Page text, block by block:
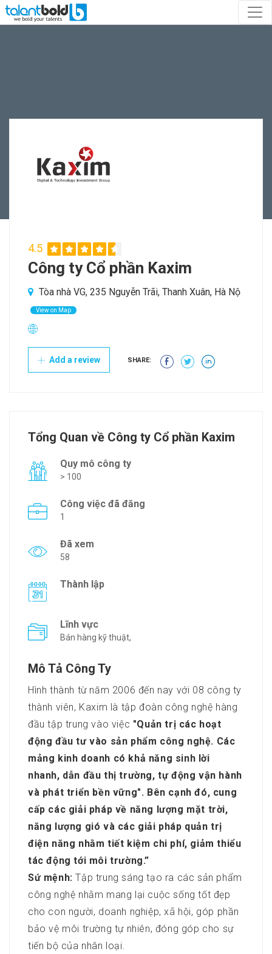
4.5
Công ty Cổ phần Kaxim
Tòa nhà VG, 235 Nguyễn Trãi, Thanh Xuân, Hà Nộ
View on Map
Add a review SHARE:
Tổng Quan về Công ty Cổ phần Kaxim
Quy mô công ty
> 100
Công việc đã đăng
1
Đã xem
58
Thành lập
Lĩnh vực
Bán hàng kỹ thuật,
Mô Tả Công Ty
Hình thành từ năm 2006 đến nay với 08 công ty
thành viên, Kaxim là tập đoàn công nghệ hàng
đầu tập trung vào việc "Quản trị các hoạt
động đầu tư vào sản phẩm công nghệ. Các
mảng kinh doanh có khả năng sinh lời
nhanh, dẫn đầu thị trường, tự động vận hành
và phát triển bền vững". Bên cạnh đó, cung
cấp các giải pháp về năng lượng mặt trời,
năng lượng gió và các giải pháp quản trị
điện năng nhằm tiết kiệm chi phí, giảm thiểu
tác động tới môi trường.”
Sứ mệnh: Tập trung sáng tạo ra các sản phẩm
công nghệ nhằm mang lại cuộc sống tốt đẹp
cho con người, doanh nghiệp, xã hội, góp phần
bảo vệ môi trường tự nhiên, đóng góp cho sự
tiến bộ của nhân loại.